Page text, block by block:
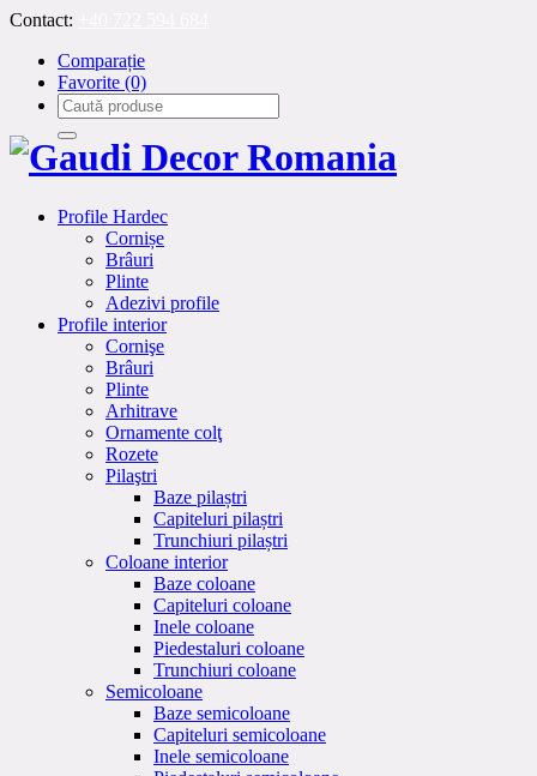
Contact:
Comparație
Favorite (0)
Profile Hardec
Cornișe
Brâuri
Plinte
Adezivi profile
Profile interior
Cornişe
Brâuri
Plinte
Arhitrave
Ornamente colţ
Rozete
Pilaştri
Baze pilaștri
Capiteluri pilaștri
Trunchiuri pilaștri
Coloane interior
Baze coloane
Capiteluri coloane
Inele coloane
Piedestaluri coloane
Trunchiuri coloane
Semicoloane
Baze semicoloane
Capiteluri semicoloane
Inele semicoloane